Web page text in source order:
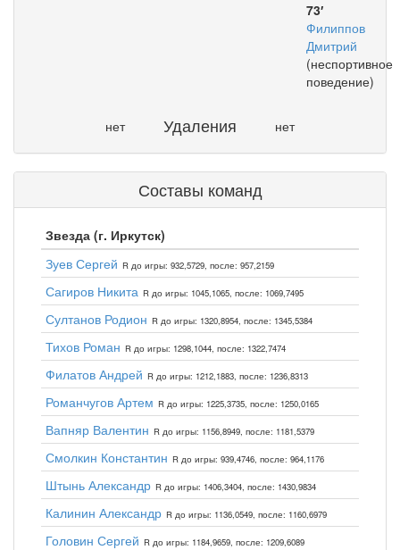
73′
Филиппов
Дмитрий
(неспортивное
поведение)
нет Удаления нет
Составы команд
Звезда (г. Иркутск)
Зуев Сергей R до игры: 932,5729, после: 957,2159
Сагиров Никита R до игры: 1045,1065, после: 1069,7495
Султанов Родион R до игры: 1320,8954, после: 1345,5384
Тихов Роман R до игры: 1298,1044, после: 1322,7474
Филатов Андрей R до игры: 1212,1883, после: 1236,8313
Романчугов Артем R до игры: 1225,3735, после: 1250,0165
Вапняр Валентин R до игры: 1156,8949, после: 1181,5379
Смолкин Константин R до игры: 939,4746, после: 964,1176
Штынь Александр R до игры: 1406,3404, после: 1430,9834
Калинин Александр R до игры: 1136,0549, после: 1160,6979
Головин Сергей R до игры: 1184,9659, после: 1209,6089